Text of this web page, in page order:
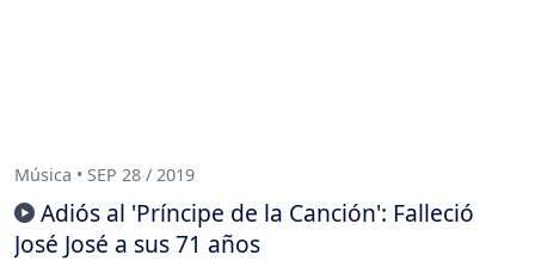
Música • SEP 28 / 2019
Adiós al 'Príncipe de la Canción': Falleció
José José a sus 71 años